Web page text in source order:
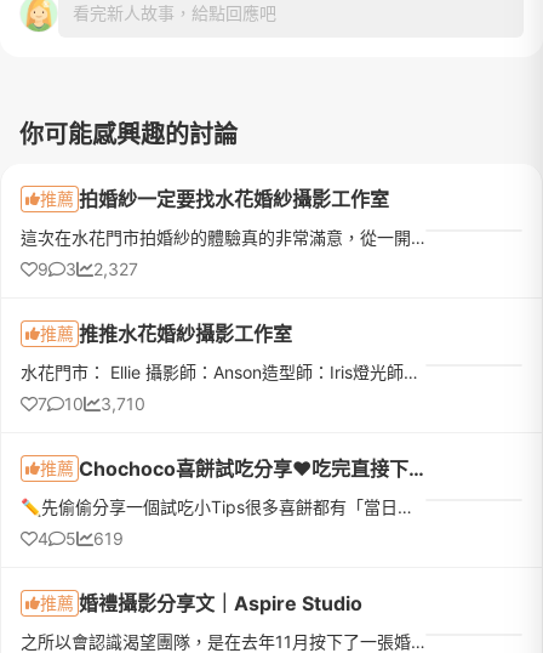
看完新人故事，給點回應吧
你可能感興趣的討論
推薦 拍婚紗一定要找水花婚紗攝影工作室
這次在水花門市拍婚紗的體驗真的非常滿意，從一開始諮詢到拍攝完成，每位工作人員都非常專業又貼心，讓原本很緊張的我們，整個過程都變得輕鬆又開心！首先非常感謝門市Kelly，從一開始接洽時就非常細心，會耐心傾聽...
9
3 2,327
推薦 推推水花婚紗攝影工作室
水花門市： Ellie 攝影師：Anson造型師：Iris燈光師：小夏當初為了挑選婚紗也看了四五間店，不是價位談不攏，就是臨時被爽約，找不到人，一路上非常波折～後來因為有朋友推薦水花，想說當天打電話預約看看，沒想到非...
7
10 3,710
推薦 Chochoco喜餅試吃分享❤️吃完直接下訂❤️我的命定喜餅
✏️先偷偷分享一個試吃小Tips很多喜餅都有「當日下訂優惠」，如果本來就有好幾間想試，真的很建議全部排同一天，最期待的那間放最後！而且千萬不要剛吃飽就去～原本想說「不就吃幾塊餅乾嗎？」結果超飽😆因為還有不少...
4
5 619
推薦 婚禮攝影分享文｜Aspire Studio
之所以會認識渴望團隊，是在去年11月按下了一張婚禮合照的儲存鍵，那是一張有光影層次的黑白色系列照，也剛好是在我預定的婚禮場地，當時很興奮地跟另一半說這就是我心目中婚禮的樣子！！！婚禮籌備期間，每一家廠商...